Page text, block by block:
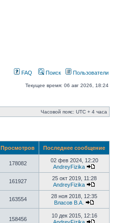
FAQ Поиск Пользователи
Текущее время: 06 авг 2026, 18:24
Часовой пояс: UTC + 4 часа
Просмотров Последнее сообщение
178082
02 фев 2024, 12:20
AndreyFizika
161927
25 окт 2019, 11:28
AndreyFizika
163554
28 ноя 2018, 12:35
Власов В.А.
158456
10 дек 2015, 12:16